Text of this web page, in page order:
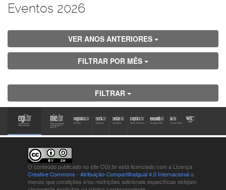
Eventos 2026
VER ANOS ANTERIORES
FILTRAR POR MÊS
FILTRAR
O conteúdo publicado no site CGI.br está licenciado com a Licença
Creative Commons - Atribuição-CompartilhaIgual 4.0 Internacionala
menos que condições e/ou restrições adicionais específicas estejam